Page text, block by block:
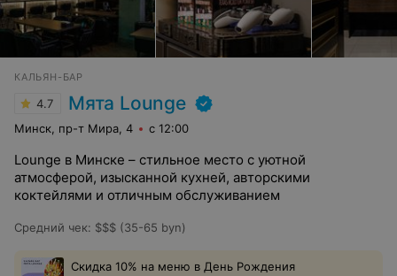
КАЛЬЯН-БАР
4.7 Мята Lounge
Минск, пр-т Мира, 4 с 12:00
Lounge в Минске – стильное место с уютной
атмосферой, изысканной кухней, авторскими
коктейлями и отличным обслуживанием
Средний чек: $$$ (35-65 byn)
Скидка 10% на меню в День Рождения